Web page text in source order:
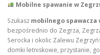
KONTAKT
Mobilne spawanie w
Szukasz mobilnego spawacza
bezpośrednio do Zegrza,
Serocka i okolic Zalewu
domki letniskowe, przystanie,